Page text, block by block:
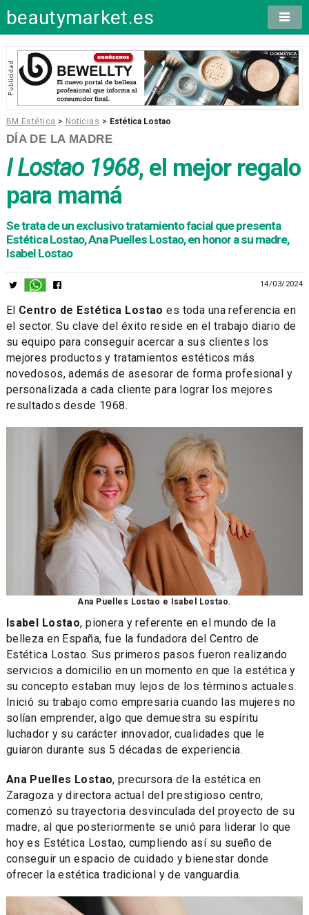
beautymarket.es
BM Estética > Noticias > Estética Lostao
DÍA DE LA MADRE
I Lostao 1968, el mejor regalo
para mamá
Se trata de un exclusivo tratamiento facial que presenta
Estética Lostao, Ana Puelles Lostao, en honor a su madre,
Isabel Lostao
14/03/2024
El Centro de Estética Lostao es toda una referencia en
el sector. Su clave del éxito reside en el trabajo diario de
su equipo para conseguir acercar a sus clientes los
mejores productos y tratamientos estéticos más
novedosos, además de asesorar de forma profesional y
personalizada a cada cliente para lograr los mejores
resultados desde 1968.
Ana Puelles Lostao e Isabel Lostao.
Isabel Lostao, pionera y referente en el mundo de la
belleza en España, fue la fundadora del Centro de
Estética Lostao. Sus primeros pasos fueron realizando
servicios a domicilio en un momento en que la estética y
su concepto estaban muy lejos de los términos actuales.
Inició su trabajo como empresaria cuando las mujeres no
solían emprender, algo que demuestra su espíritu
luchador y su carácter innovador, cualidades que le
guiaron durante sus 5 décadas de experiencia.
Ana Puelles Lostao, precursora de la estética en
Zaragoza y directora actual del prestigioso centro,
comenzó su trayectoria desvinculada del proyecto de su
madre, al que posteriormente se unió para liderar lo que
hoy es Estética Lostao, cumpliendo así su sueño de
conseguir un espacio de cuidado y bienestar donde
ofrecer la estética tradicional y de vanguardia.